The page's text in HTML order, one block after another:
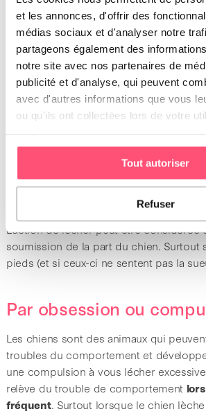
et les annonces, d'offrir des
médias sociaux et d'analyser notre
partageons également des
notre site avec nos partenaires de
publicité et d'analyse, qui peuvent
avec d'autres informations que vous
ou qu'ils ont collectées lors de votre
Tout autoriser
Refuser
La solitude et l’ennui sont des
pousser le chien à chercher votre
En effet, la faim n’est pas la seule
Il est de ce fait important de veiller à ce
pratique assez d’activités physiques et
socialise avec ses congénères. En
L’action de lécher peut être considérée
soumission de la part du chien. Surtout
pieds (et si ceux-ci ne sentent pas la
Par obsession ou
Les chiens sont des animaux qui
troubles du comportement et
une compulsion à vous lécher
relève du trouble de comportement
fréquent. Surtout lorsque le chien